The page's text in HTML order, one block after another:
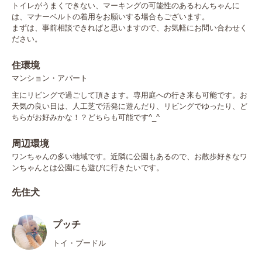
トイレがうまくできない、マーキングの可能性のあるわんちゃんに
は、マナーベルトの着用をお願いする場合もございます。
まずは、事前相談できればと思いますので、お気軽にお問い合わせく
ださい。
住環境
マンション・アパート
主にリビングで過ごして頂きます。専用庭への行き来も可能です。お
天気の良い日は、人工芝で活発に遊んだり、リビングでゆったり、ど
ちらがお好みかな！？どちらも可能です^_^
周辺環境
ワンちゃんの多い地域です。近隣に公園もあるので、お散歩好きなワ
ンちゃんとは公園にも遊びに行きたいです。
先住犬
プッチ
トイ・プードル